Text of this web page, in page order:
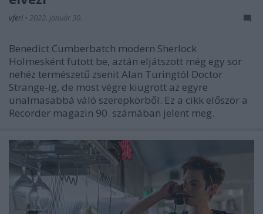
vferi • 2022. január 30.
Benedict Cumberbatch modern Sherlock
Holmesként futott be, aztán eljátszott még egy sor
nehéz természetű zsenit Alan Turingtól Doctor
Strange-ig, de most végre kiugrott az egyre
unalmasabbá váló szerepkörből. Ez a cikk először a
Recorder magazin 90. számában jelent meg.